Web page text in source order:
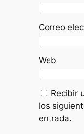
Correo
Web
Recibir
los
entrada.